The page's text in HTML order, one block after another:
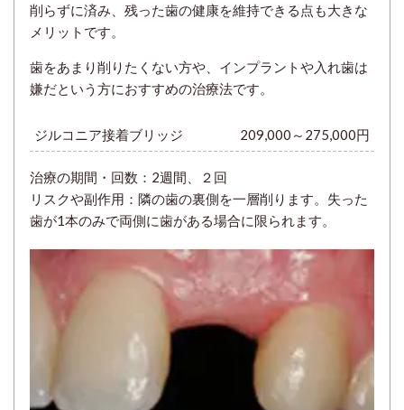
削らずに済み、残った歯の健康を維持できる点も大きな
メリットです。
歯をあまり削りたくない方や、インプラントや入れ歯は
嫌だという方におすすめの治療法です。
ジルコニア接着ブリッジ 209,000～275,000円
治療の期間・回数： 2週間、２回
リスクや副作用：隣の歯の裏側を一層削ります。失った
歯が1本のみで両側に歯がある場合に限られます。